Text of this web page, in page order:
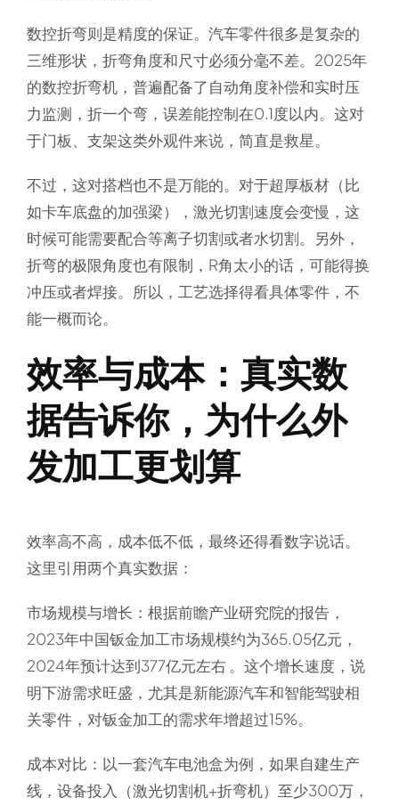
数控折弯则是精度的保证。汽车零件很多是复杂的
三维形状，折弯角度和尺寸必须分毫不差。2025年
的数控折弯机，普遍配备了自动角度补偿和实时压
力监测，折一个弯，误差能控制在0.1度以内。这对
于门板、支架这类外观件来说，简直是救星。
不过，这对搭档也不是万能的。对于超厚板材（比
如卡车底盘的加强梁），激光切割速度会变慢，这
时候可能需要配合等离子切割或者水切割。另外，
折弯的极限角度也有限制，R角太小的话，可能得换
冲压或者焊接。所以，工艺选择得看具体零件，不
能一概而论。
效率与成本：真实数
据告诉你，为什么外
发加工更划算
效率高不高，成本低不低，最终还得看数字说话。
这里引用两个真实数据：
市场规模与增长：根据前瞻产业研究院的报告，
2023年中国钣金加工市场规模约为365.05亿元，
2024年预计达到377亿元左右 。这个增长速度，说
明下游需求旺盛，尤其是新能源汽车和智能驾驶相
关零件，对钣金加工的需求年增超过15%。
成本对比：以一套汽车电池盒为例，如果自建生产
线，设备投入（激光切割机+折弯机）至少300万，